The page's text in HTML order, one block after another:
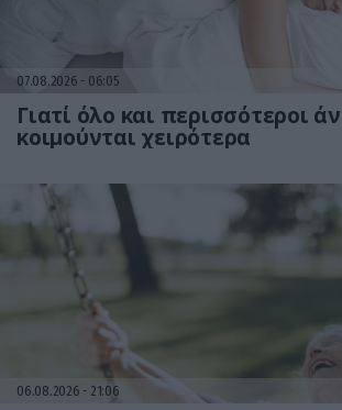
07.08.2026 06:05
Γιατί όλο και περισσότεροι
κοιμούνται χειρότερα
06.08.2026 21:06